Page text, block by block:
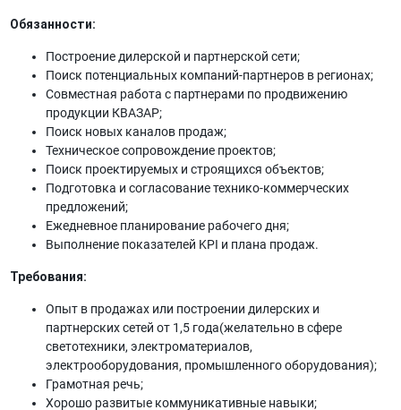
Обязанности:
Построение дилерской и партнерской сети;
Поиск потенциальных компаний-партнеров в регионах;
Совместная работа с партнерами по продвижению
продукции КВАЗАР;
Поиск новых каналов продаж;
Техническое сопровождение проектов;
Поиск проектируемых и строящихся объектов;
Подготовка и согласование технико-коммерческих
предложений;
Ежедневное планирование рабочего дня;
Выполнение показателей KPI и плана продаж.
Требования:
Опыт в продажах или построении дилерских и
партнерских сетей от 1,5 года(желательно в сфере
светотехники, электроматериалов,
электрооборудования, промышленного оборудования);
Грамотная речь;
Хорошо развитые коммуникативные навыки;